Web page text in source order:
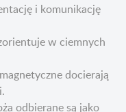
i komunikację
w ciemnych
docierają
odbierane są jako